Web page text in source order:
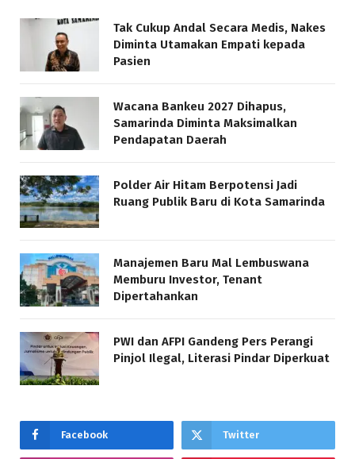
Tak Cukup Andal Secara Medis, Nakes
Diminta Utamakan Empati kepada
Pasien
Wacana Bankeu 2027 Dihapus,
Samarinda Diminta Maksimalkan
Pendapatan Daerah
Polder Air Hitam Berpotensi Jadi
Ruang Publik Baru di Kota Samarinda
Manajemen Baru Mal Lembuswana
Memburu Investor, Tenant
Dipertahankan
PWI dan AFPI Gandeng Pers Perangi
Pinjol Ilegal, Literasi Pindar Diperkuat
Facebook Twitter